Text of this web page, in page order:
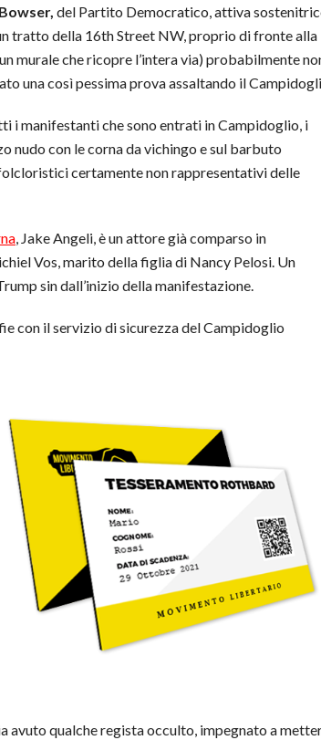
del Partito Democratico, attiva
tratto della 16th Street NW, proprio di fronte alla
murale che ricopre l’intera via) probabilmente
una così pessima prova assaltando il
i manifestanti che sono entrati in Campidoglio, i
nudo con le corna da vichingo e sul barbuto
certamente non rappresentativi delle
, Jake Angeli, è un attore già comparso in
Vos, marito della figlia di Nancy Pelosi. Un
sin dall’inizio della manifestazione.
con il servizio di sicurezza del Campidoglio
avuto qualche regista occulto, impegnato a